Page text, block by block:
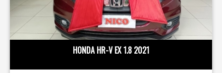
HONDA HR-V EX 1.8 2021